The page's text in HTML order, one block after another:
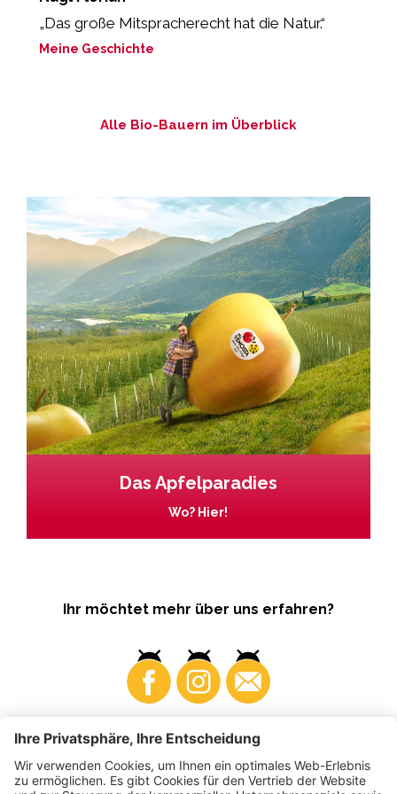
„Das große Mitspracherecht hat die Natur.“
Meine Geschichte
Alle Bio-Bauern im Überblick
Das Apfelparadies
Wo? Hier!
Ihr möchtet mehr über uns erfahren?
Business Produzenten